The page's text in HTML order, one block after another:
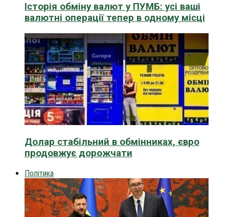
Історія обміну валют у ПУМБ: усі ваші
валютні операції тепер в одному місці
Долар стабільний в обмінниках, євро
продовжує дорожчати
Політика